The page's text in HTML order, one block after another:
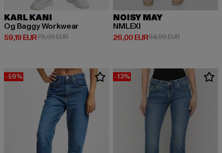
KARL KANI
Og Baggy Workwear
59,19 EUR
Ajankohtainen hinta: 59,19 EUR
79,99 EURKampanjahinta: 79,99 EUR
NOISY MAY
NMLEXI
26,00 EUR
Ajankohtainen hinta: 26,00 EUR
64,99 EUR
-59% -13%